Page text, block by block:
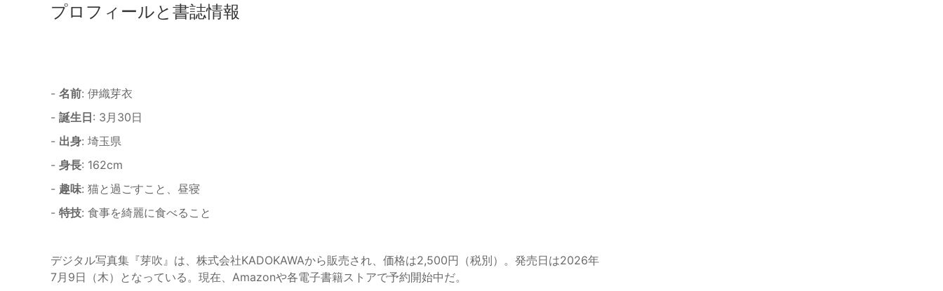
プロフィールと書誌情報
- 名前: 伊織芽衣
- 誕生日 : 3月30日
- 出身: 埼玉県
- 身長: 162cm
- 趣味: 猫と過ごすこと、昼寝
- 特技: 食事を綺麗に食べること
デジタル写真集『芽吹』は、株式会社KADOKAWAから販売され、価格は2,500円（税別）。発売日は2026年
7月9日（木）となっている。現在、Amazonや各電子書籍ストアで予約開始中だ。